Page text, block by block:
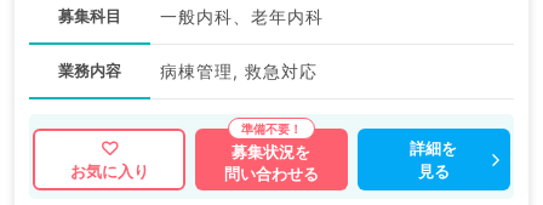
募集科目 一般内科、老年内科
業務内容 病棟管理, 救急対応
お気に入り
募集状況を
問い合わせる
詳細を
見る